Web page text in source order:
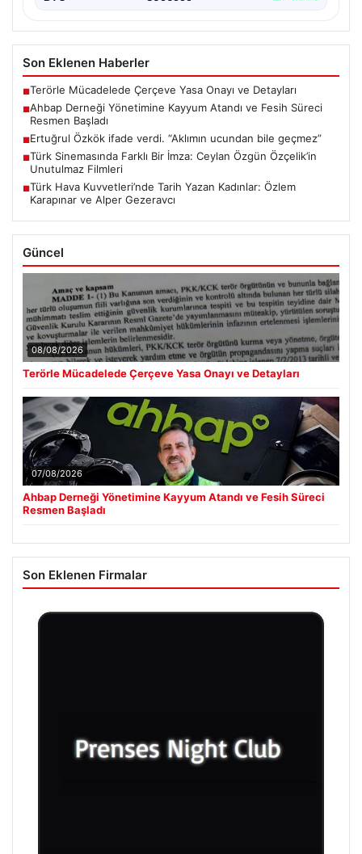
Son Eklenen Haberler
■Terörle Mücadelede Çerçeve Yasa Onayı ve Detayları
■Ahbap Derneği Yönetimine Kayyum Atandı ve Fesih Süreci
Resmen Başladı
■Ertuğrul Özkök ifade verdi. “Aklımın ucundan bile geçmez”
■Türk Sinemasında Farklı Bir İmza: Ceylan Özgün Özçelik’in
Unutulmaz Filmleri
■Türk Hava Kuvvetleri’nde Tarih Yazan Kadınlar: Özlem
Karapınar ve Alper Gezeravcı
Güncel
08/08/2026
Terörle Mücadelede Çerçeve Yasa Onayı ve Detayları
07/08/2026
Ahbap Derneği Yönetimine Kayyum Atandı ve Fesih Süreci
Resmen Başladı
Son Eklenen Firmalar